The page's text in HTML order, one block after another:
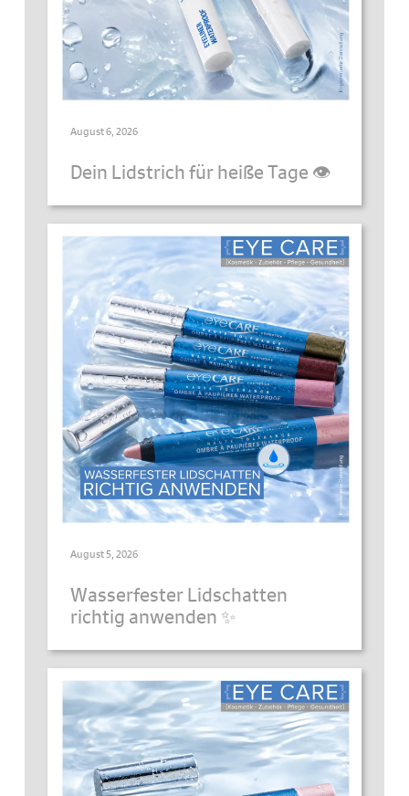
August 6, 2026
Dein Lidstrich für heiße Tage 👁️
August 5, 2026
Wasserfester Lidschatten
richtig anwenden ✨